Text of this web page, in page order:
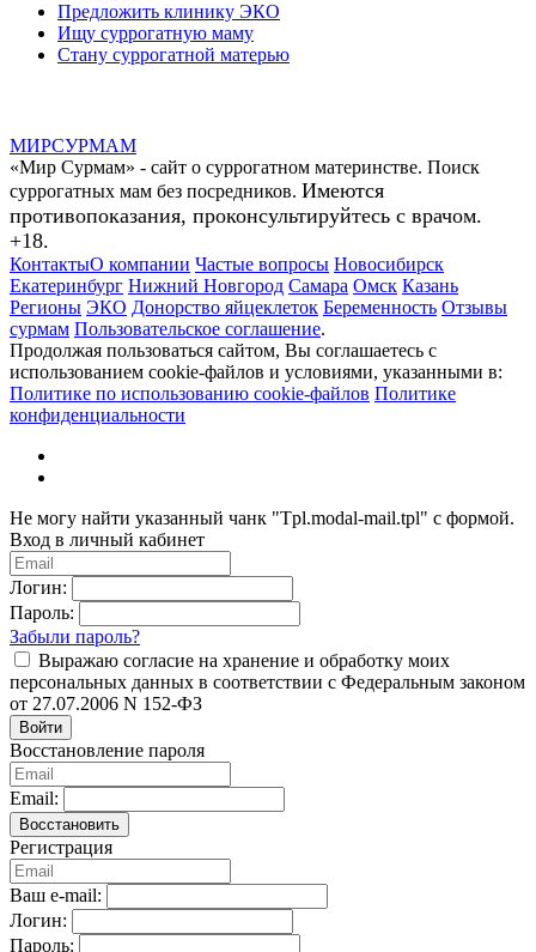
Предложить клинику ЭКО
Ищу суррогатную маму
Стану суррогатной матерью
МИРСУРМАМ
«Мир Сурмам» - сайт о суррогатном материнстве. Поиск
суррогатных мам без посредников. Имеются
противопоказания, проконсультируйтесь с врачом.
+18.
КонтактыО компании Частые вопросы Новосибирск
Екатеринбург Нижний Новгород Самара Омск Казань
Регионы ЭКО Донорство яйцеклеток Беременность Отзывы
сурмам Пользовательское соглашение.
Продолжая пользоваться сайтом, Вы соглашаетесь с
использованием cookie-файлов и условиями, указанными в:
Политике по использованию cookie-файлов Политике
конфиденциальности
Не могу найти указанный чанк "Tpl.modal-mail.tpl" с формой.
Вход в личный кабинет
Логин:
Пароль:
Забыли пароль?
Выражаю согласие на хранение и обработку моих
персональных данных в соответствии с Федеральным законом
от 27.07.2006 N 152-ФЗ
Войти
Восстановление пароля
Email:
Восстановить
Регистрация
Ваш e-mail:
Логин:
Пароль: